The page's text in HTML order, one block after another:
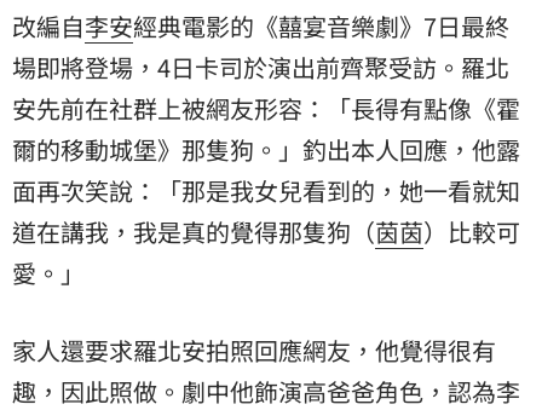
改編自李安經典電影的《囍宴音樂劇》7日最終
場即將登場，4日卡司於演出前齊聚受訪。 羅北
安先前在社群上被網友形容：「長得有點像《霍
爾的移動城堡》那隻狗。」釣出本人回應，他露
面再次笑說：「那是我女兒看到的，她一看就知
道在講我，我是真的覺得那隻狗（茵茵）比較可
愛。」
家人還要求羅北安拍照回應網友，他覺得很有
趣，因此照做。劇中他飾演高爸爸角色，認為李